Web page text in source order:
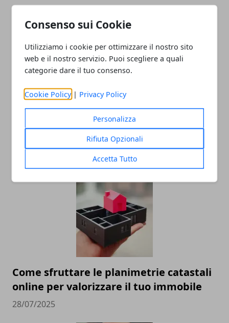
Consenso sui Cookie
Utilizziamo i cookie per ottimizzare il nostro sito
web e il nostro servizio. Puoi scegliere a quali
categorie dare il tuo consenso.
Cookie Policy | Privacy Policy
Personalizza
Rifiuta Opzionali
Accetta Tutto
Redazione
Come sfruttare le planimetrie catastali
online per valorizzare il tuo immobile
28/07/2025